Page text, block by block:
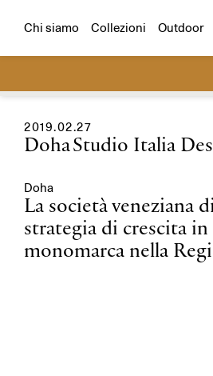
Chi siamo Collezioni Outdoor
2019.02.27
DohaStudio Italia
Doha
La società veneziana
strategia di crescita
monomarca nella